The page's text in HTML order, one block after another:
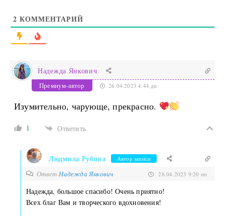
2 КОММЕНТАРИЙ
Надежда Янкович
Премиум-автор 26.04.2023 4:44 дп
Изумительно, чарующе, прекрасно.
1 Ответить
Людмила Рубина Автор записи
ОтветНадежда Янкович 28.04.2023 9:20 пп
Надежда, большое спасибо! Очень приятно!
Всех благ Вам и творческого вдохновения!